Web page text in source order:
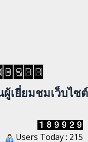
เยี่ยมชมเว็บไซต์
Users Today : 215